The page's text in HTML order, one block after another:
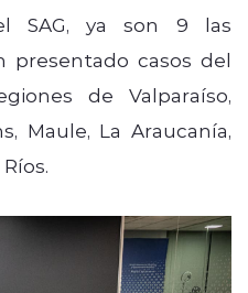
SAG, ya son 9 las
presentado casos del
de Valparaíso,
Maule, La Araucanía,